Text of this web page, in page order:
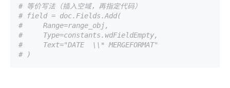
# 等价写法（插入空域，再指定代码）
# field = doc.Fields.Add(
#     Range=range_obj,
#     Type=constants.wdFieldEmpty,
#     Text="DATE  \\* MERGEFORMAT"
# )